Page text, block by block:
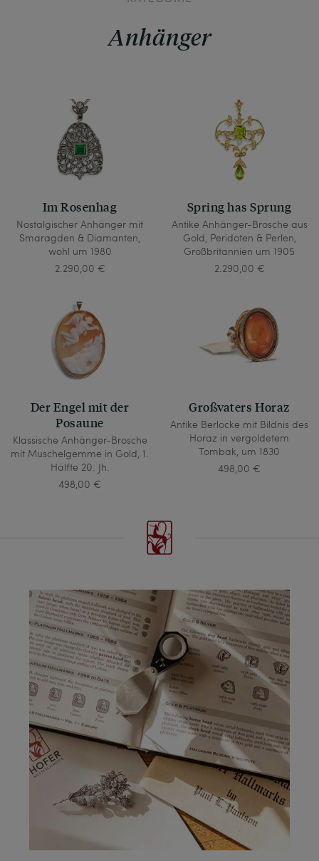
Anhänger
Im Rosenhag
Nostalgischer Anhänger mit
Smaragden & Diamanten,
wohl um 1980
2.290,00 €
Spring has Sprung
Antike Anhänger-Brosche aus
Gold, Peridoten & Perlen,
Großbritannien um 1905
2.290,00 €
Der Engel mit der
Posaune
Klassische Anhänger-Brosche
mit Muschelgemme in Gold, 1.
Hälfte 20. Jh.
498,00 €
Großvaters Horaz
Antike Berlocke mit Bildnis des
Horaz in vergoldetem
Tombak, um 1830
498,00 €